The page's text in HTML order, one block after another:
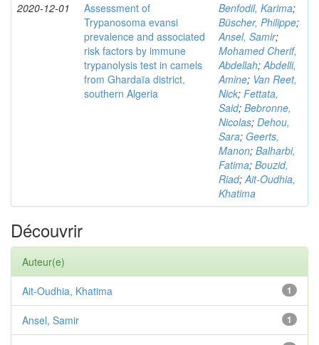
2020-12-01
Assessment of
Trypanosoma evansi
prevalence and associated
risk factors by immune
trypanolysis test in camels
from Ghardaïa district,
southern Algeria
Benfodil, Karima;
Büscher, Philippe;
Ansel, Samir;
Mohamed Cherif,
Abdellah;Abdelli,
Amine; Van Reet,
Nick; Fettata,
Said; Bebronne,
Nicolas; Dehou,
Sara; Geerts,
Manon; Balharbi,
Fatima; Bouzid,
Riad;Ait-Oudhia,
Khatima
Découvrir
Auteur(e)
1
Ait-Oudhia, Khatima
1
Ansel, Samir